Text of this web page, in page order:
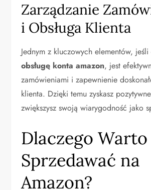
Zarządzanie
i Obsługa Klienta
Jednym z kluczowych elementów,
obsługę konta amazon, jest
zamówieniami i zapewnienie
klienta. Dzięki temu zyskasz
zwiększysz swoją wiarygodność jako
Dlaczego Warto
Sprzedawać na
Amazon?